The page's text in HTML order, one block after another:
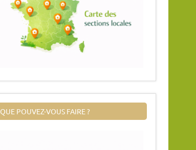
QUE POUVEZ-VOUS FAIRE ?